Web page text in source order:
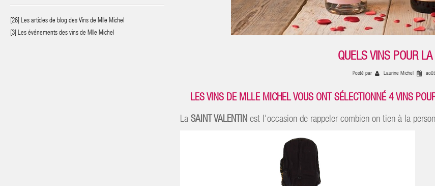
[26] Les articles de blog des Vins de Mlle Michel
[3] Les événements des vins de Mlle Michel
QUELS VINS POUR
Posté par Laurine Michel
LES VINS DE MLLE MICHEL VOUS ONT SÉLECTIONNÉ 4 VINS
La SAINT VALENTINest l'occasion de rappeler combien on tien à la